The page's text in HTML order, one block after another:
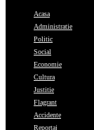
Acasa
Administratie
Politic
Social
Economie
Cultura
Justitie
Flagrant
Accidente
Reportaj